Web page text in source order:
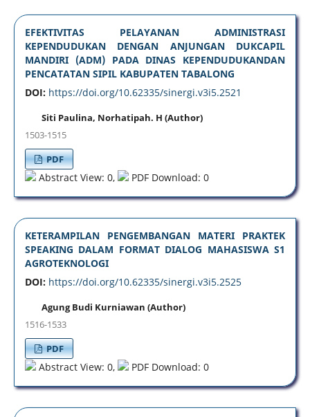
EFEKTIVITAS PELAYANAN ADMINISTRASI
KEPENDUDUKAN DENGAN ANJUNGAN DUKCAPIL
MANDIRI (ADM) PADA DINAS KEPENDUDUKANDAN
PENCATATAN SIPIL KABUPATEN TABALONG
DOI: https://doi.org/10.62335/sinergi.v3i5.2521
Siti Paulina, Norhatipah. H (Author)
1503-1515
PDF
Abstract View: 0, PDF Download: 0
KETERAMPILAN PENGEMBANGAN MATERI PRAKTEK
SPEAKING DALAM FORMAT DIALOG MAHASISWA S1
AGROTEKNOLOGI
DOI: https://doi.org/10.62335/sinergi.v3i5.2525
Agung Budi Kurniawan (Author)
1516-1533
PDF
Abstract View: 0, PDF Download: 0